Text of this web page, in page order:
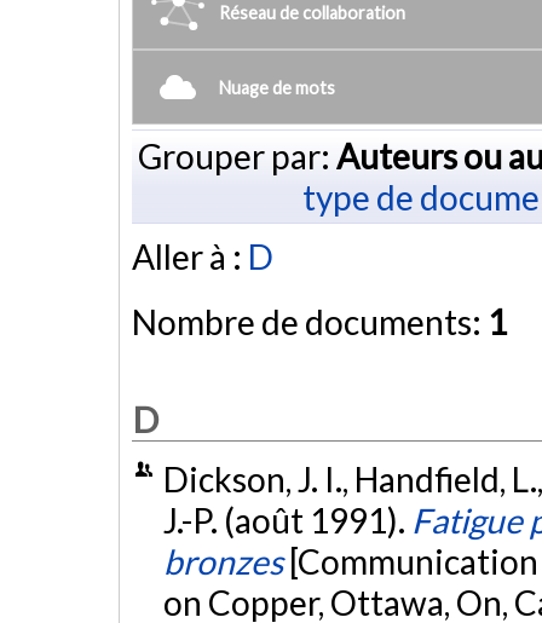
Réseau de collaboration
Nuage de mots
Grouper par: Auteurs ou
type de
Aller à : D
Nombre de documents: 1
D
Dickson, J. I., Handfield,
J.-P. (août 1991). Fatigue
bronzes
on Copper, Ottawa, On,